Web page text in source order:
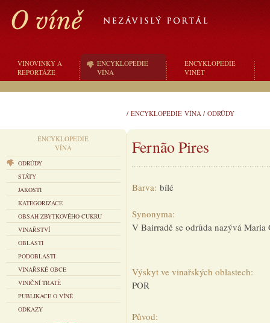
VÍNOVINKY A
REPORTÁŽE
ENCYKLOPEDIE
VÍNA
ENCYKLOPEDIE
VINĚT
/ ENCYKLOPEDIE VÍNA / ODRŮDY
ENCYKLOPEDIE
VÍNA
ODRŮDY
STÁTY
JAKOSTI
KATEGORIZACE
OBSAH ZBYTKOVÉHO CUKRU
VINAŘSTVÍ
OBLASTI
PODOBLASTI
VINAŘSKÉ OBCE
VINIČNÍ TRATĚ
PUBLIKACE O VÍNĚ
ODKAZY
Fernão Pires
Barva: bílé
Synonyma:
V Bairradě se odrůda nazývá Maria
Výskyt ve vinařských oblastech:
POR
Původ: